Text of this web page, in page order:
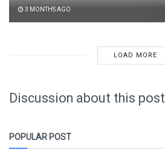
3 MONTHS AGO
LOAD MORE
Discussion about this post
POPULAR POST